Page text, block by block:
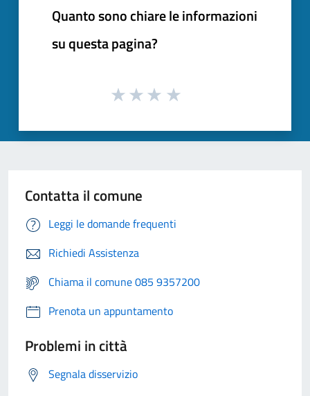
Quanto sono chiare le informazioni
su questa pagina?
Contatta il comune
Leggi le domande frequenti
Richiedi Assistenza
Chiama il comune 085 9357200
Prenota un appuntamento
Problemi in città
Segnala disservizio